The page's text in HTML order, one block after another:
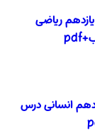
ریاضی
انسانی درس